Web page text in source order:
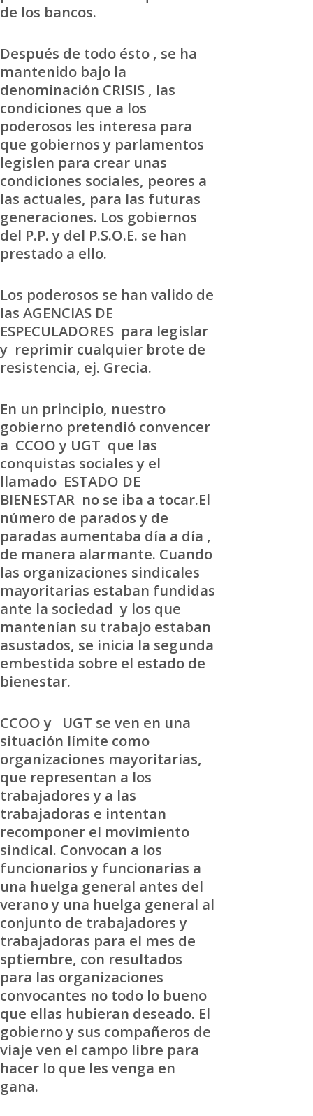
de los bancos.
Después de todo ésto , se ha
mantenido bajo la
denominación CRISIS , las
condiciones que a los
poderosos les interesa para
que gobiernos y parlamentos
legislen para crear unas
condiciones sociales, peores a
las actuales, para las futuras
generaciones. Los gobiernos
del P.P. y del P.S.O.E. se han
prestado a ello.
Los poderosos se han valido de
las AGENCIAS DE
ESPECULADORES para legislar
y reprimir cualquier brote de
resistencia, ej. Grecia.
En un principio, nuestro
gobierno pretendió convencer
a CCOO y UGT que las
conquistas sociales y el
llamado ESTADO DE
BIENESTAR no se iba a tocar.El
número de parados y de
paradas aumentaba día a día ,
de manera alarmante. Cuando
las organizaciones sindicales
mayoritarias estaban fundidas
ante la sociedad y los que
mantenían su trabajo estaban
asustados, se inicia la segunda
embestida sobre el estado de
bienestar.
CCOO y UGT se ven en una
situación límite como
organizaciones mayoritarias,
que representan a los
trabajadores y a las
trabajadoras e intentan
recomponer el movimiento
sindical. Convocan a los
funcionarios y funcionarias a
una huelga general antes del
verano y una huelga general al
conjunto de trabajadores y
trabajadoras para el mes de
sptiembre, con resultados
para las organizaciones
convocantes no todo lo bueno
que ellas hubieran deseado. El
gobierno y sus compañeros de
viaje ven el campo libre para
hacer lo que les venga en
gana.